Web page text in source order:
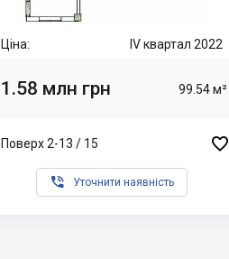
Ціна: IV квартал 2022
1.58 млн грн 99.54 м²
Поверх 2-13 / 15 
 Уточнити наявність